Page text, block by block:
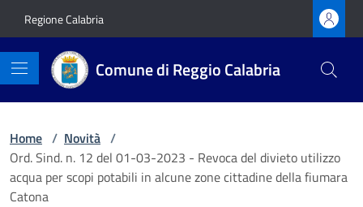
Regione Calabria
Comune di Reggio Calabria
Home / Novità /
Ord. Sind. n. 12 del 01-03-2023 - Revoca del divieto utilizzo
acqua per scopi potabili in alcune zone cittadine della fiumara
Catona